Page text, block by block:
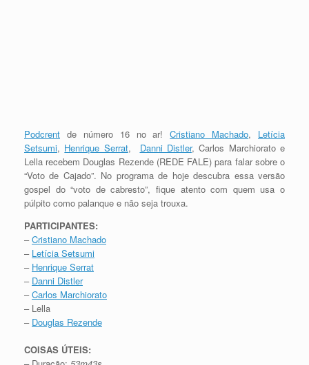
Podcrent de número 16 no ar!Cristiano Machado, Letícia
Setsumi, Henrique Serrat, Danni Distler, Carlos Marchiorato e
Lella recebem Douglas Rezende (REDE FALE) para falar sobre o
“Voto de Cajado”. No programa de hoje descubra essa versão
gospel do “voto de cabresto”, fique atento com quem usa o
púlpito como palanque e não seja trouxa.
PARTICIPANTES:
–Cristiano Machado
– Letícia Setsumi
– Henrique Serrat
– Danni Distler
–Carlos Marchiorato
– Lella
– Douglas Rezende
COISAS ÚTEIS: